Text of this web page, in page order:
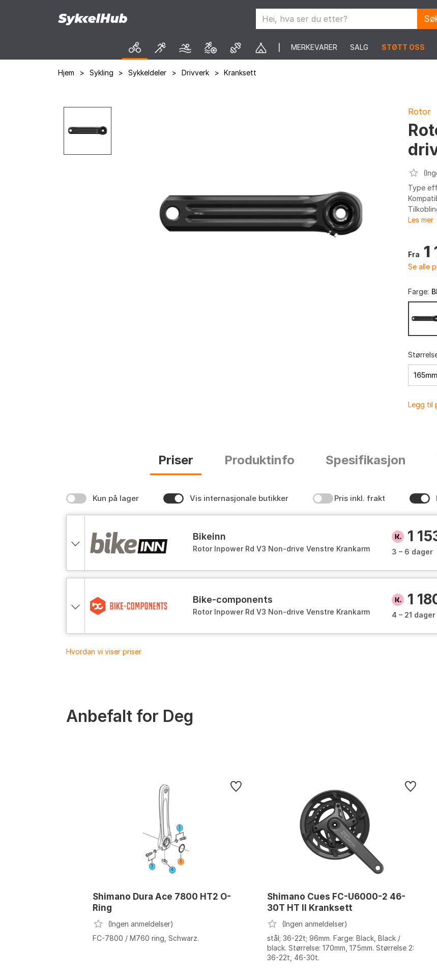
MERKEVARER SALG STØTT OSS
Hjem > Sykling > Sykkeldeler > Drivverk > Kranksett
Rotor
Type
Les mer
Fra 1
Se alle
Farge:
165mm
Legg til
Priser Produktinfo Spesifikasjon
Kun på lager Vis internasjonale butikker Pris inkl. frakt
bikeinn
Rotor Inpower Rd V3 Non-drive Venstre Krankarm
1
3 – 6 dager
bike-components
Rotor Inpower Rd V3 Non-drive Venstre Krankarm
1
4 – 21 dager
Hvordan vi viser priser
Anbefalt for Deg
Shimano Dura Ace 7800 HT2 O-
Ring
(Ingen anmeldelser)
FC-7800 / M760 ring, Schwarz.
Shimano Cues FC-U6000-2 46-
30T HT II Kranksett
(Ingen anmeldelser)
stål; 36-22t; 96mm. Farge: Black, Black /
black. Størrelse: 170mm, 175mm. Størrelse 2:
36-22t, 46-30t.